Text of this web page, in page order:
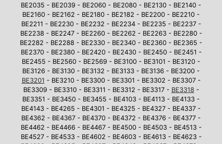
BE2035 - BE2039 - BE2060 - BE2080 - BE2130 - BE2140 -
BE2160 - BE2162 - BE2180 - BE2182 - BE2200 - BE2210 -
BE2211 - BE2230 - BE2232 - BE2234 - BE2235 - BE2237 -
BE2238 - BE2247 - BE2260 - BE2262 - BE2263 - BE2280 -
BE2282 - BE2288 - BE2330 - BE2340 - BE2360 - BE2365 -
BE2370 - BE2380 - BE2420 - BE2430 - BE2450 - BE2451 -
BE2455 - BE2560 - BE2569 - BE3100 - BE3101 - BE3120 -
BE3126 - BE3130 - BE3132 - BE3133 - BE3136 - BE3200 -
BE3201 - BE3210 - BE3300 - BE3301 - BE3302 - BE3307 -
BE3309 - BE3310 - BE3311 - BE3312 - BE3317 - BE3318-
BE3351 - BE3450 - BE3455 - BE4103 - BE4113 - BE4133 -
BE4143 - BE4265 - BE4301 - BE4325 - BE4327 - BE4337 -
BE4362 - BE4367 - BE4370 - BE4372 - BE4376 - BE4377 -
BE4462 - BE4466 - BE4467 - BE4500 - BE4503 - BE4513 -
BE4527 - BE4533 - BE4602 - BE4603 - BE4613 - BE4623 -